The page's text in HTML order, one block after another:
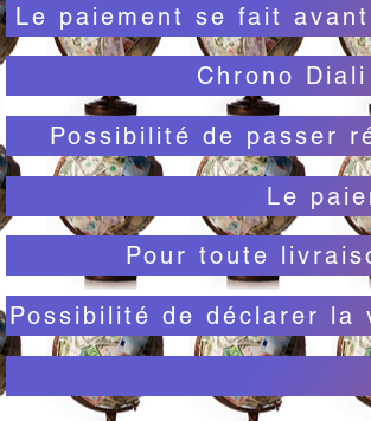
Le paiement se fait
Chrono
Possibilité de passer
Le
Pour toute